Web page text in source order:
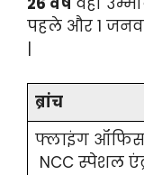
पहले और 1
|
ब्रांच
फ्लाइंग
NCC स्पेशल